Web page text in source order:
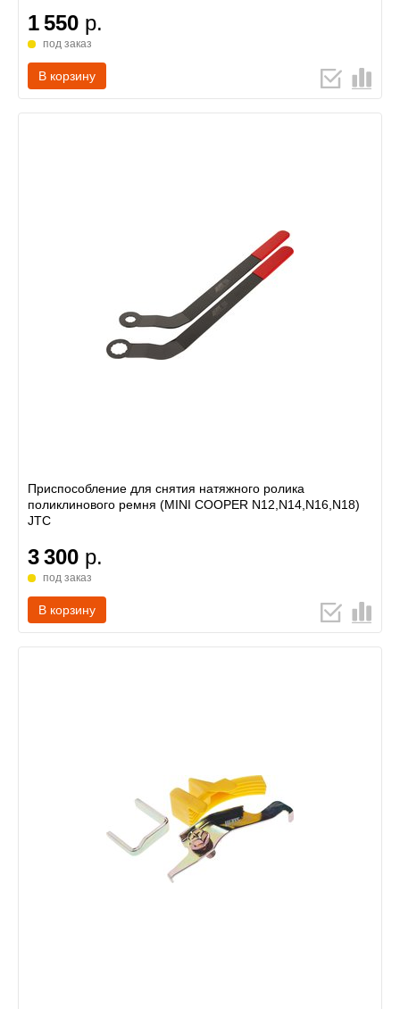
1 550 р.
под заказ
В корзину
Приспособление для снятия натяжного ролика
поликлинового ремня (MINI COOPER N12,N14,N16,N18)
JTC
3 300 р.
под заказ
В корзину